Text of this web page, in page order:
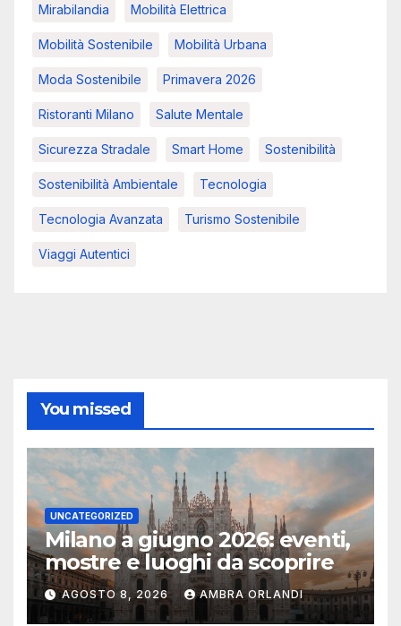
Mirabilandia Mobilità Elettrica
Mobilità Sostenibile Mobilità Urbana
Moda Sostenibile Primavera 2026
Ristoranti Milano Salute Mentale
Sicurezza Stradale Smart Home Sostenibilità
Sostenibilità Ambientale Tecnologia
Tecnologia Avanzata Turismo Sostenibile
Viaggi Autentici
You missed
UNCATEGORIZED
Milano a giugno 2026: eventi,
mostre e luoghi da scoprire
AGOSTO 8, 2026 AMBRA ORLANDI